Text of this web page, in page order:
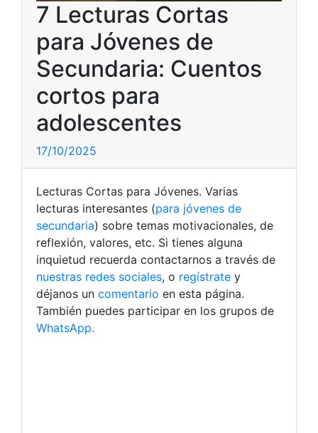
7 Lecturas Cortas
para Jóvenes de
Secundaria: Cuentos
cortos para
adolescentes
17/10/2025
Lecturas Cortas para Jóvenes. Varias
lecturas interesantes (para jóvenes de
secundaria) sobre temas motivacionales, de
reflexión, valores, etc. Si tienes alguna
inquietud recuerda contactarnos a través de
nuestras redes sociales, o regístrate y
déjanos un comentario en esta página.
También puedes participar en los grupos de
WhatsApp.